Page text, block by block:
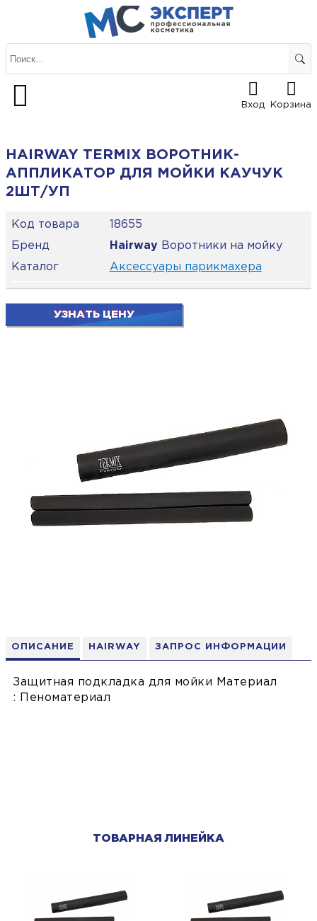
Вход Корзина
ОПИСАНИЕ HAIRWAY ЗАПРОС ИНФОРМАЦИИ
Защитная подкладка для мойки Материал
: Пеноматериал
HAIRWAY TERMIX ВОРОТНИК-
АППЛИКАТОР ДЛЯ МОЙКИ КАУЧУК
2ШТ/УП
Код товара
18655
Бренд
Hairway Воротники на мойку
Каталог
Аксессуары парикмахера
УЗНАТЬ ЦЕНУ
ТОВАРНАЯ ЛИНЕЙКА